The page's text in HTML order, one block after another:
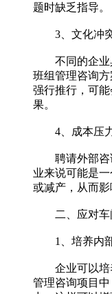
题时缺乏指导。
3、文化冲
不同的企业
班组管理咨询
强行推行，可
果。
4、成本压
聘请外部咨
业来说可能是
或减产，从而影
二、应对车
1、培养内部
企业可以培养
管理咨询项目